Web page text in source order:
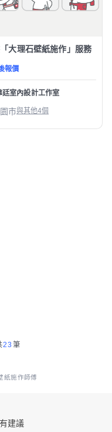
大理石壁紙施作」服務
報價
廷室內設計工作室
市與其他4個
23 筆
紙施作師傅
建議